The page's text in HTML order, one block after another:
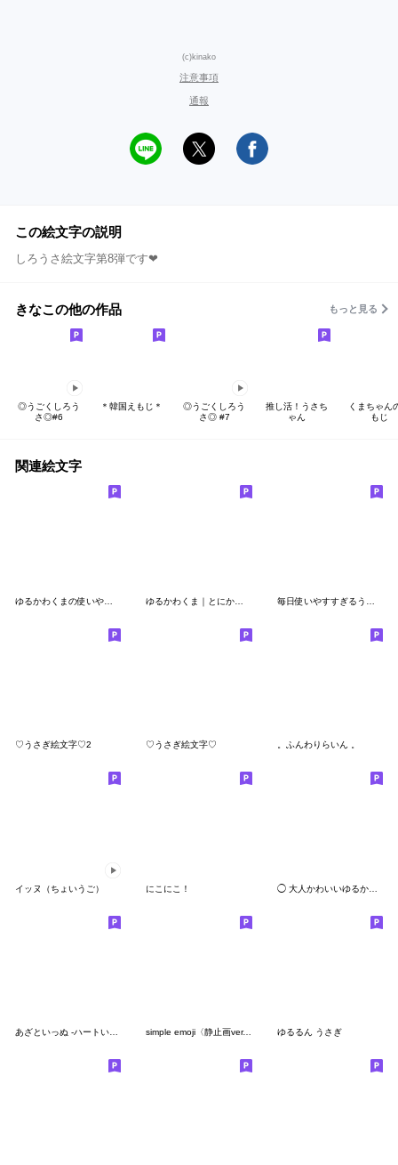
(c)kinako
注意事項
通報
この絵文字の説明
しろうさ絵文字第8弾です❤︎
きなこの他の作品 もっと見る
◎うごくしろう
さ◎#6
＊韓国えもじ＊
◎うごくしろう
さ◎ #7
推し活！うさち
ゃん
くまちゃん
もじ
関連絵文字
♡うさぎ絵文字♡2 ♡うさぎ絵文字♡ 。ふんわりらいん 。
イッヌ（ちょいうご） にこにこ！ ◯ 大人かわいいゆるかお ◯
simple emoji〈静止画ver.〉 ゆるるん うさぎ